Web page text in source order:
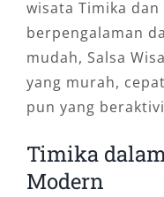
wisata Timika
berpengalaman
mudah, Salsa
yang murah,
pun yang
Timika
Modern